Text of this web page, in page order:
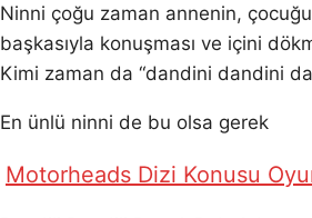
Ninni çoğu zaman annenin,
başkasıyla konuşması ve içini
Kimi zaman da “dandini dandini
En ünlü ninni de bu olsa gerek
Motorheads Dizi Konusu